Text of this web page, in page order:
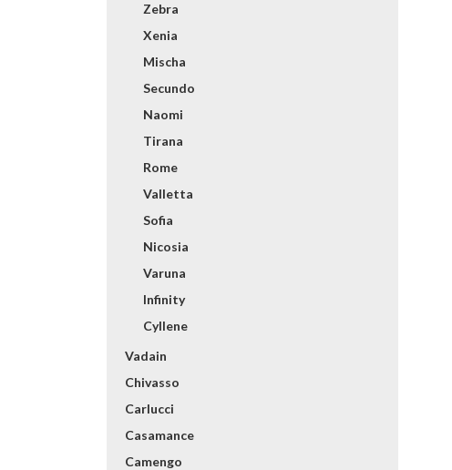
Zebra
Xenia
Mischa
Secundo
Naomi
Tirana
Rome
Valletta
Sofia
Nicosia
Varuna
Infinity
Cyllene
Vadain
Chivasso
Carlucci
Casamance
Camengo